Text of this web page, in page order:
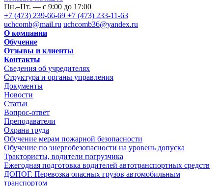
Пн.–Пт. — с 9:00 до 17:00
+7 (473) 239-66-69 +7 (473) 233-11-63
uchcomb@mail.ru uchcomb36@yandex.ru
О компании
Обучение
Отзывы и клиенты
Контакты
Сведения об учредителях
Структура и органы управления
Документы
Новости
Статьи
Вопрос-ответ
Преподаватели
Охрана труда
Обучение мерам пожарной безопасности
Обучение по энергобезопасности на уровень допуска
Трактористы, водители погрузчика
Ежегодная подготовка водителей автотранспортных средств
ДОПОГ. Перевозка опасных грузов автомобильным
транспортом